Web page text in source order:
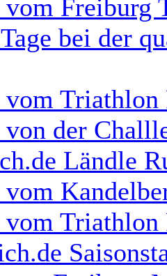
Freiburg
bei der
Triathlon
der
Ländle
Triathlon